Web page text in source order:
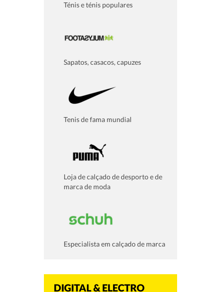
Ténis e ténis populares
Sapatos, casacos, capuzes
Tenis de fama mundial
Loja de calçado de desporto e de
marca de moda
Especialista em calçado de marca
DIGITAL & ELECTRO